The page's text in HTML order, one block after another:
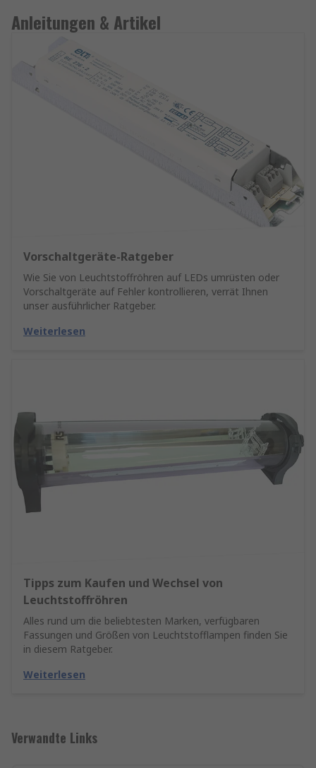
Anleitungen & Artikel
Vorschaltgeräte-Ratgeber
Wie Sie von Leuchtstoffröhren auf LEDs umrüsten oder
Vorschaltgeräte auf Fehler kontrollieren, verrät Ihnen
unser ausführlicher Ratgeber.
Weiterlesen
Tipps zum Kaufen und Wechsel von
Leuchtstoffröhren
Alles rund um die beliebtesten Marken, verfügbaren
Fassungen und Größen von Leuchtstofflampen finden Sie
in diesem Ratgeber.
Weiterlesen
Verwandte Links